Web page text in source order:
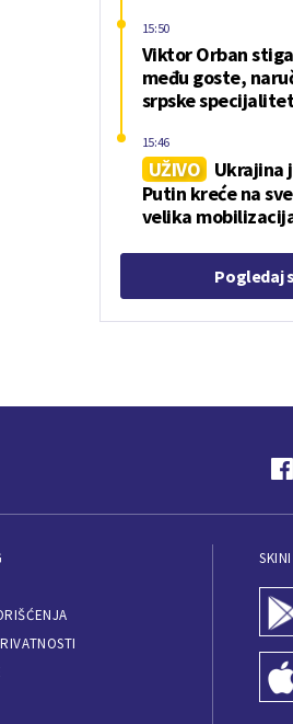
Viktor Orban
među goste,
srpske
15:50
UŽIVO
Ukrajina
Putin kreće na
velika
15:46
Pogledaj